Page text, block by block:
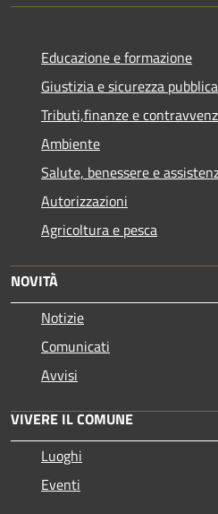
Educazione e formazione
Giustizia e sicurezza pubblica
Tributi,finanze e
Ambiente
Salute, benessere e
Autorizzazioni
Agricoltura e pesca
NOVITÀ
Notizie
Comunicati
Avvisi
VIVERE IL COMUNE
Luoghi
Eventi